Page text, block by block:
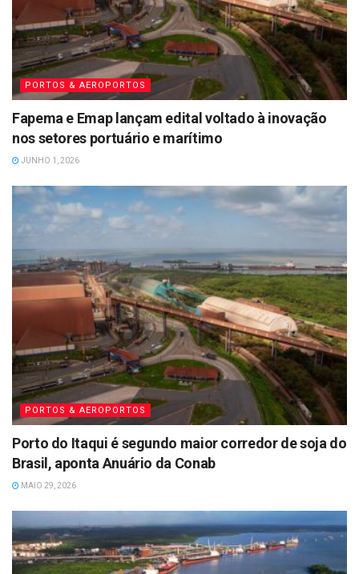
PORTOS & AEROPORTOS
Fapema e Emap lançam edital voltado à inovação
nos setores portuário e marítimo
JUNHO 1, 2026
PORTOS & AEROPORTOS
Porto do Itaqui é segundo maior corredor de soja do
Brasil, aponta Anuário da Conab
MAIO 29, 2026